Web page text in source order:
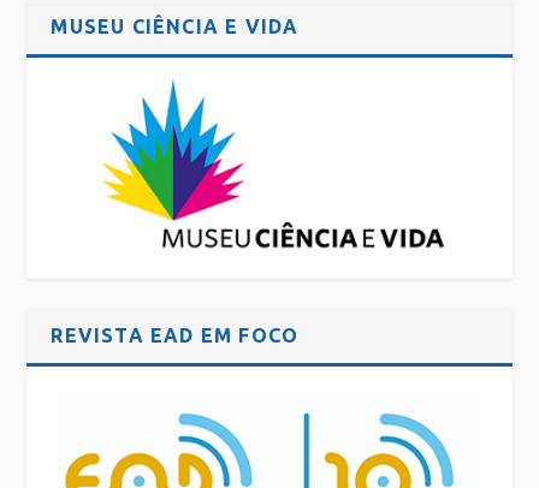
MUSEU CIÊNCIA E VIDA
REVISTA EAD EM FOCO